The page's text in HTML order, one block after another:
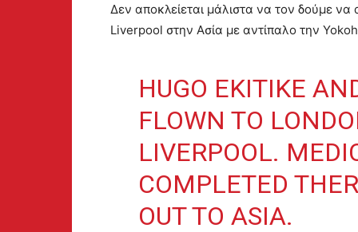
Δεν αποκλείεται μάλιστα να τον δούμε να
Liverpool στην Ασία με αντίπαλο την
HUGO EKITIKE
FLOWN TO
LIVERPOOL.
COMPLETED
OUT TO ASIA.